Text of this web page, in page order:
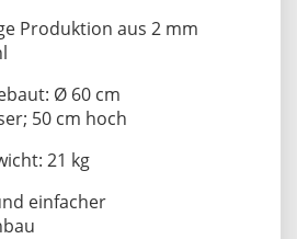
Produktion aus 2 mm
Ø 60 cm
50 cm hoch
21 kg
einfacher